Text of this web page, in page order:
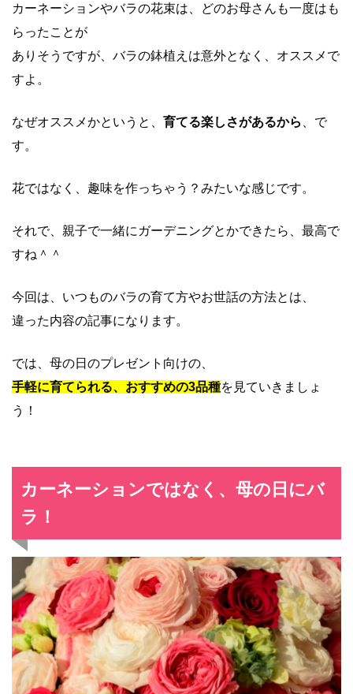
カーネーションやバラの花束は、どのお母さんも一度はも
らったことが
ありそうですが、バラの鉢植えは意外となく、オススメで
すよ。
なぜオススメかというと、 育てる楽しさがあるから
、で
す。
花ではなく、趣味を作っちゃう？みたいな感じです。
それで、親子で一緒にガーデニングとかできたら、最高で
すね＾＾
今回は、いつものバラの育て方やお世話の方法とは、
違った内容の記事になります。
では、母の日のプレゼント向けの、
手軽に育てられる、おすすめの3品種を見ていきましょ
う！
カーネーションではなく、母の日にバ
ラ！